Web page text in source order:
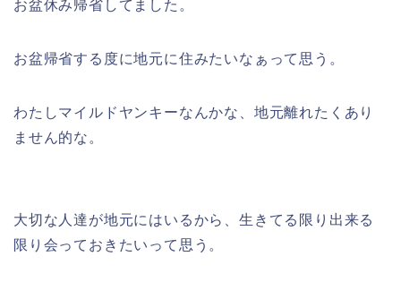
お盆休み帰省してました。
お盆帰省する度に地元に住みたいなぁって思う。
わたしマイルドヤンキーなんかな、地元離れたくあり
ません的な。
大切な人達が地元にはいるから、生きてる限り出来る
限り会っておきたいって思う。